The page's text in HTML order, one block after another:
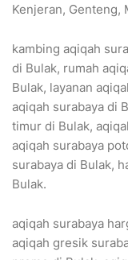
Kenjeran, Genteng,
kambing aqiqah
di Bulak, rumah
Bulak, layanan
aqiqah surabaya di
timur di Bulak,
aqiqah surabaya
surabaya di Bulak,
Bulak.
aqiqah surabaya
aqiqah gresik